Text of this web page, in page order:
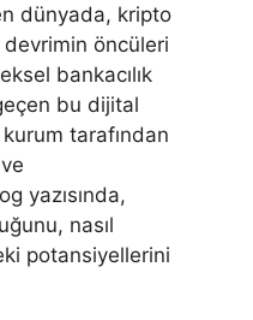
dünyada, kripto
öncüleri
bankacılık
bu dijital
tarafından
yazısında,
nasıl
potansiyellerini